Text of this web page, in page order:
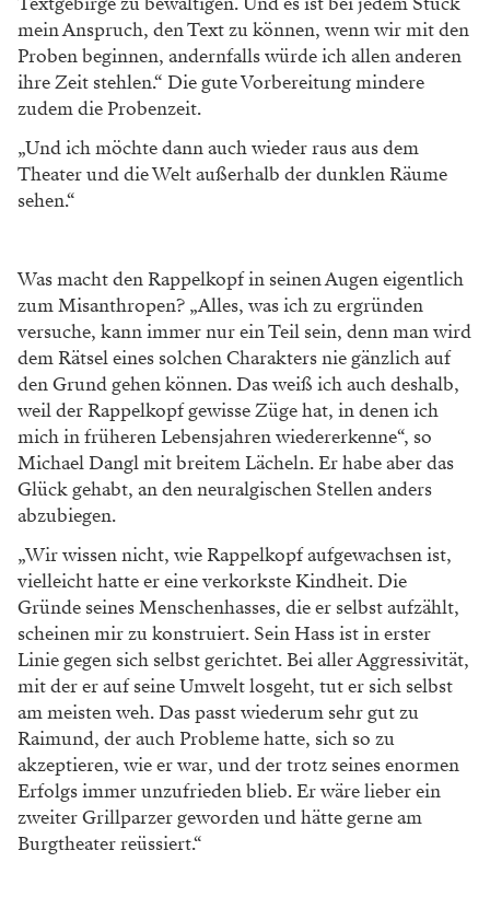
mein Anspruch, den Text zu können, wenn wir mit den
Proben beginnen, andernfalls würde ich allen anderen
ihre Zeit stehlen.“ Die gute Vorbereitung mindere
zudem die Probenzeit.
„Und ich möchte dann auch wieder raus aus dem
Theater und die Welt außerhalb der dunklen Räume
sehen.“
Was macht den Rappelkopf in seinen Augen eigentlich
zum Misanthropen? „Alles, was ich zu ergründen
versuche, kann immer nur ein Teil sein, denn man wird
dem Rätsel eines solchen Charakters nie gänzlich auf
den Grund gehen können. Das weiß ich auch deshalb,
weil der Rappelkopf gewisse Züge hat, in denen ich
mich in früheren Lebensjahren wiedererkenne“, so
Michael Dangl mit breitem Lächeln. Er habe aber das
Glück gehabt, an den neuralgischen Stellen anders
abzubiegen.
„Wir wissen nicht, wie Rappelkopf aufgewachsen ist,
vielleicht hatte er eine verkorkste Kindheit. Die
Gründe seines Menschenhasses, die er selbst aufzählt,
scheinen mir zu konstruiert. Sein Hass ist in erster
Linie gegen sich selbst gerichtet. Bei aller Aggressivität,
mit der er auf seine Umwelt losgeht, tut er sich selbst
am meisten weh. Das passt wiederum sehr gut zu
Raimund, der auch Probleme hatte, sich so zu
akzeptieren, wie er war, und der trotz seines enormen
Erfolgs immer unzufrieden blieb. Er wäre lieber ein
zweiter Grillparzer geworden und hätte gerne am
Burgtheater reüssiert.“